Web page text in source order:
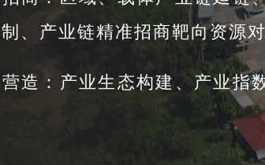
、产业链精准招商靶向资源
造：产业生态构建、产业指